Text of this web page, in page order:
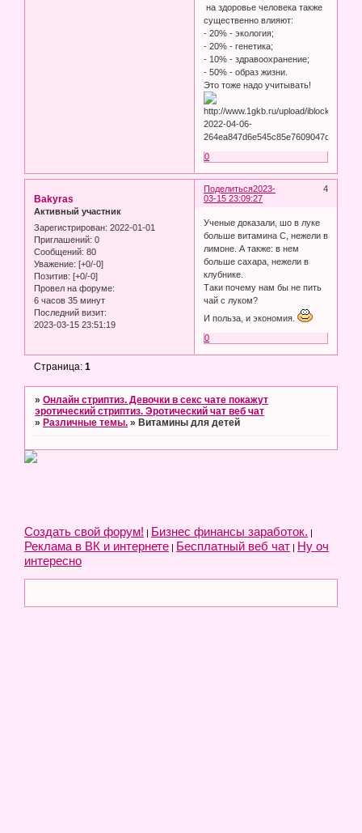
на здоровье человека также
существенно влияют:
- 20% - экология;
- 20% - генетика;
- 10% - здравоохранение;
- 50% - образ жизни.
Это тоже надо учитывать!
0
Поделиться 4
2023-
03-15 23:09:27
Bakyras
Активный участник
Зарегистрирован: 2022-01-01
Приглашений: 0
Сообщений: 80
Уважение: [+0/-0]
Позитив: [+0/-0]
Провел на форуме:
6 часов 35 минут
Последний визит:
2023-03-15 23:51:19
Ученые доказали, шо в луке
больше витамина С, нежели в
лимоне. А также: в нем
больше сахара, нежели в
клубнике.
Таки почему нам бы не пить
чай с луком?
И польза, и экономия.
0
Страница:1
»Онлайн стриптиз. Девочки в секс чате покажут
эротический стриптиз. Эротический чат веб чат
» Различные темы. » Витамины для детей
Создать свой форум! | Бизнес финансы заработок. |
Реклама в ВК и интернете | Бесплатный веб чат | Ну оч
интересно